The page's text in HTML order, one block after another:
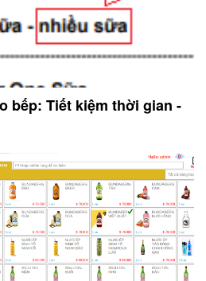
bếp: Tiết kiệm thời gian -